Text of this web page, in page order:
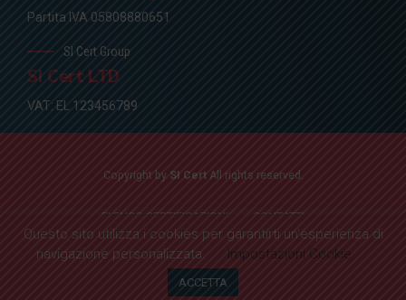
Partita IVA 05808880651
SI Cert Group
SI Cert LTD
VAT: EL 123456789
Copyright by SI Cert All rights reserved.
ELENCO CERTIFICAZIONI CONTATTI
ELENCO CERTIFICAZIONI
Questo sito utilizza i cookies per garantirti un'esperienza di
navigazione personalizzata.
Impostazioni Cookie
ACCETTA